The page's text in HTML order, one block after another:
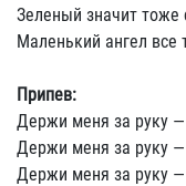
Зеленый значит тоже
Маленький ангел все
Припев:
Держи меня за руку
Держи меня за руку
Держи меня за руку